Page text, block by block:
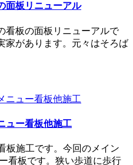
面板リニューアル
看板の面板リニューアルで
家があります。元々はそろば
ュー看板他施工
板施工です。今回のメイン
看板です。狭い歩道に歩行